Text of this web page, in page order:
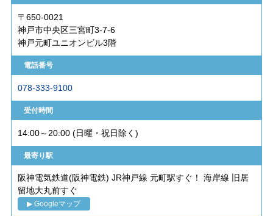
〒650-0021
神戸市中央区三宮町3-7-6
神戸元町ユニオンビル3階
電話番号
078-333-9100
受付時間
14:00～20:00 (日曜・祝日除く)
最寄り駅
阪神電気鉄道(阪神電鉄) JR神戸線 元町駅すぐ！ 海岸線 旧居
留地大丸前すぐ
▶ Googleマップ